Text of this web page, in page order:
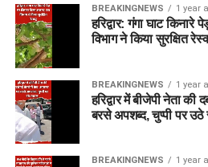
BREAKINGNEWS 1 year
हरिद्वार: गंगा घाट
विभाग ने किया सुरक्षित
BREAKINGNEWS 1 year
हरिद्वार में बीजेपी नेता
बरसे अपशब्द, चुप्पी पर उठे
BREAKINGNEWS 1 year